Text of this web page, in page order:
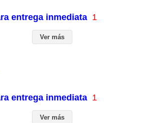
entrega inmediata 1
Ver más
entrega inmediata 1
Ver más